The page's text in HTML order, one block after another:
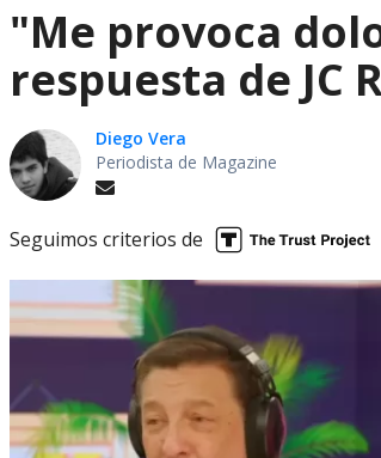
"Me provoca
respuesta de JC
Diego Vera
Periodista de Magazine
Seguimos criterios de